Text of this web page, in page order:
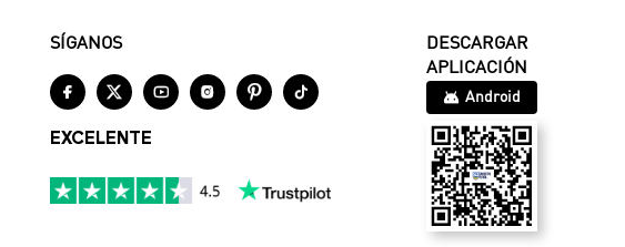
SÍGANOS
     
EXCELENTE
DESCARGAR
APLICACIÓN
Android